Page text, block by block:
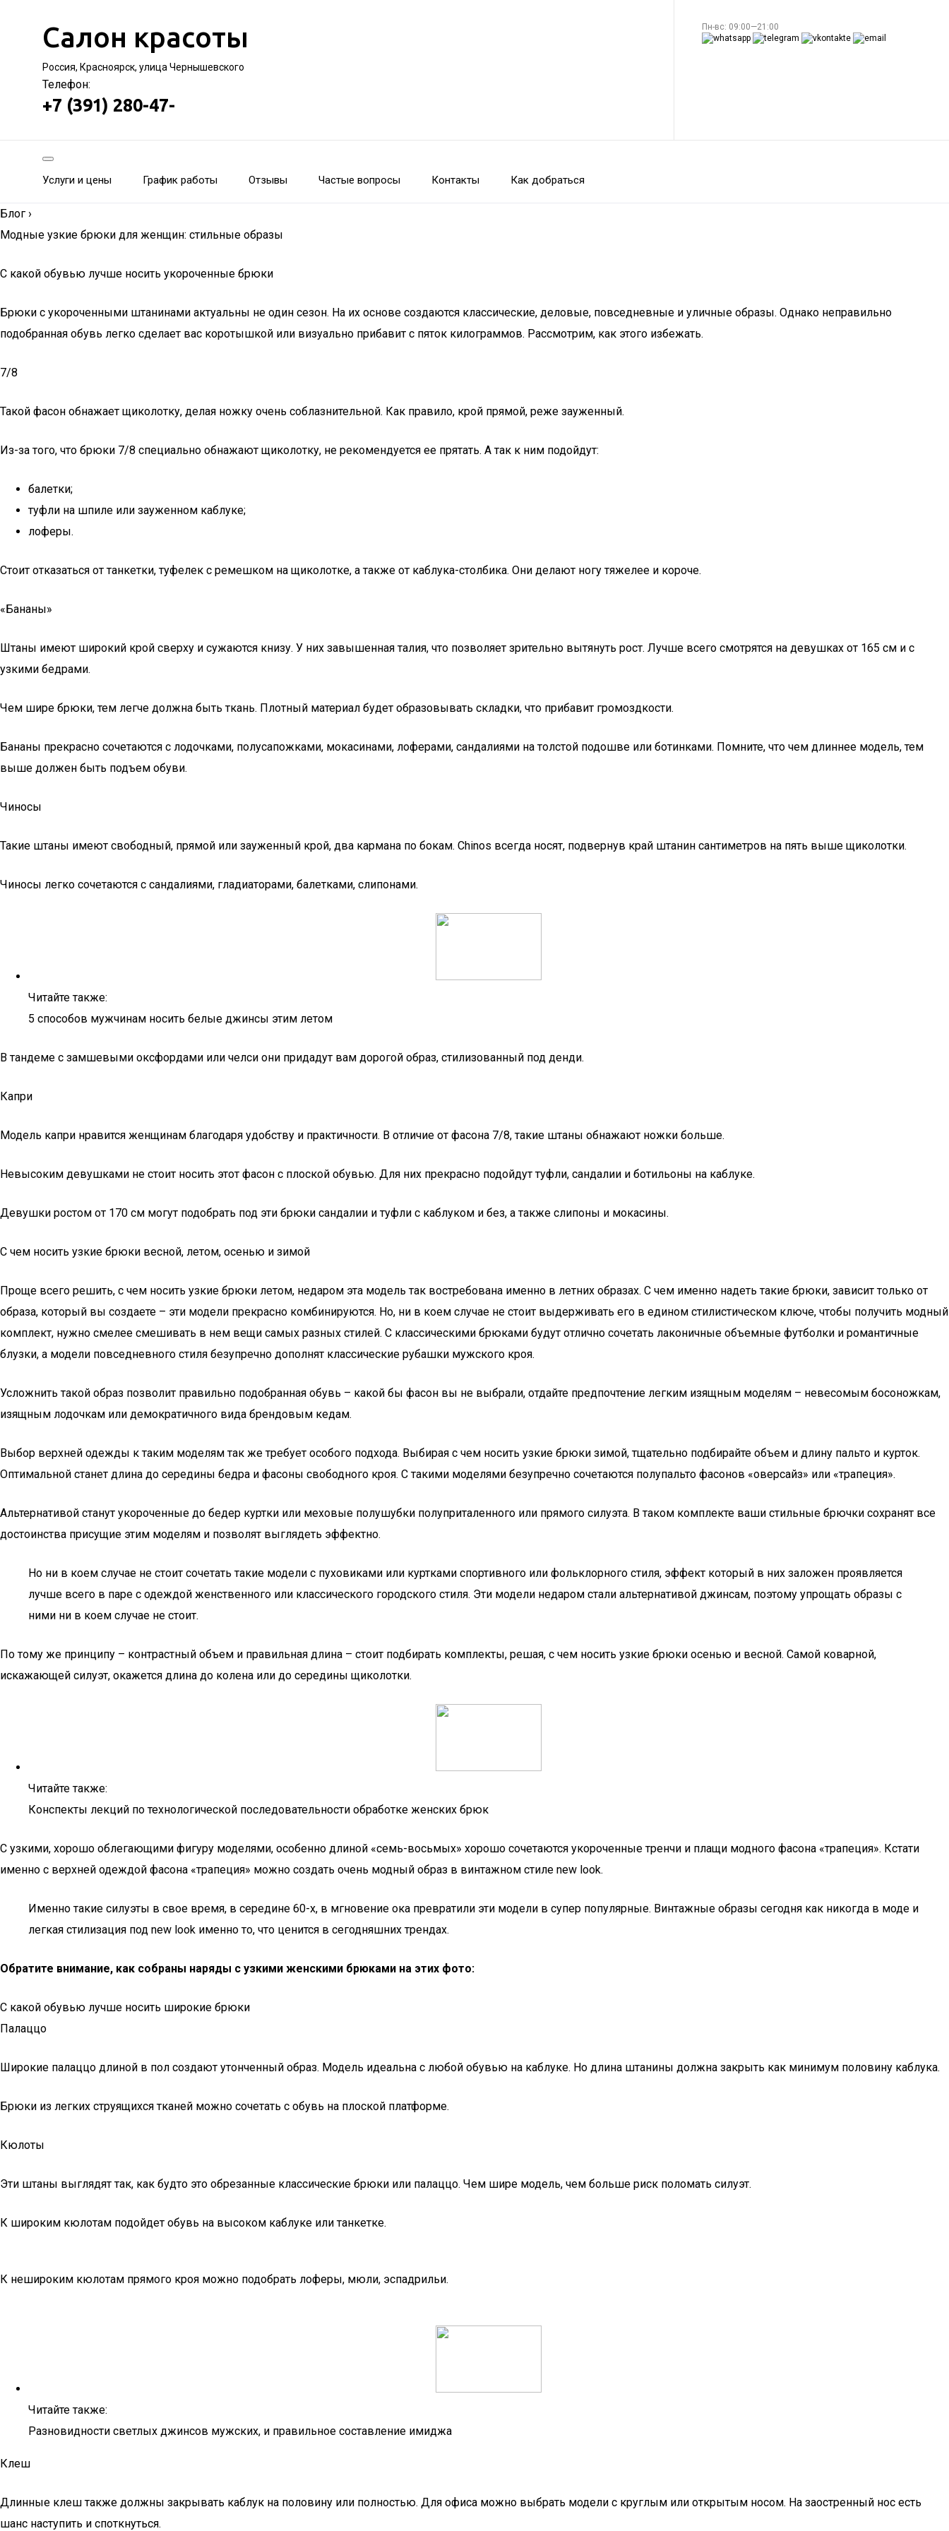
Салон красоты
Россия, Красноярск, улица Чернышевского
Телефон:
+7 (391) 280-47-
Пн-вс: 09:00—21:00
Услуги и цены График работы Отзывы Частые вопросы Контакты Как добраться
Блог ›
Модные узкие брюки для женщин: стильные образы
С какой обувью лучше носить укороченные брюки
Брюки с укороченными штанинами актуальны не один сезон. На их основе создаются классические, деловые, повседневные и уличные образы. Однако неправильно
подобранная обувь легко сделает вас коротышкой или визуально прибавит с пяток килограммов. Рассмотрим, как этого избежать.
7/8
Такой фасон обнажает щиколотку, делая ножку очень соблазнительной. Как правило, крой прямой, реже зауженный.
Из-за того, что брюки 7/8 специально обнажают щиколотку, не рекомендуется ее прятать. А так к ним подойдут:
балетки;
туфли на шпиле или зауженном каблуке;
лоферы.
Стоит отказаться от танкетки, туфелек с ремешком на щиколотке, а также от каблука-столбика. Они делают ногу тяжелее и короче.
«Бананы»
Штаны имеют широкий крой сверху и сужаются книзу. У них завышенная талия, что позволяет зрительно вытянуть рост. Лучше всего смотрятся на девушках от 165 см и с
узкими бедрами.
Чем шире брюки, тем легче должна быть ткань. Плотный материал будет образовывать складки, что прибавит громоздкости.
Бананы прекрасно сочетаются с лодочками, полусапожками, мокасинами, лоферами, сандалиями на толстой подошве или ботинками. Помните, что чем длиннее модель, тем
выше должен быть подъем обуви.
Чиносы
Такие штаны имеют свободный, прямой или зауженный крой, два кармана по бокам. Chinos всегда носят, подвернув край штанин сантиметров на пять выше щиколотки.
Чиносы легко сочетаются с сандалиями, гладиаторами, балетками, слипонами.
Читайте также:
5 способов мужчинам носить белые джинсы этим летом
В тандеме с замшевыми оксфордами или челси они придадут вам дорогой образ, стилизованный под денди.
Капри
Модель капри нравится женщинам благодаря удобству и практичности. В отличие от фасона 7/8, такие штаны обнажают ножки больше.
Невысоким девушками не стоит носить этот фасон с плоской обувью. Для них прекрасно подойдут туфли, сандалии и ботильоны на каблуке.
Девушки ростом от 170 см могут подобрать под эти брюки сандалии и туфли с каблуком и без, а также слипоны и мокасины.
С чем носить узкие брюки весной, летом, осенью и зимой
Проще всего решить, с чем носить узкие брюки летом, недаром эта модель так востребована именно в летних образах. С чем именно надеть такие брюки, зависит только от
образа, который вы создаете – эти модели прекрасно комбинируются. Но, ни в коем случае не стоит выдерживать его в едином стилистическом ключе, чтобы получить модный
комплект, нужно смелее смешивать в нем вещи самых разных стилей. С классическими брюками будут отлично сочетать лаконичные объемные футболки и романтичные
блузки, а модели повседневного стиля безупречно дополнят классические рубашки мужского кроя.
Усложнить такой образ позволит правильно подобранная обувь – какой бы фасон вы не выбрали, отдайте предпочтение легким изящным моделям – невесомым босоножкам,
изящным лодочкам или демократичного вида брендовым кедам.
Выбор верхней одежды к таким моделям так же требует особого подхода. Выбирая с чем носить узкие брюки зимой, тщательно подбирайте объем и длину пальто и курток.
Оптимальной станет длина до середины бедра и фасоны свободного кроя. С такими моделями безупречно сочетаются полупальто фасонов «оверсайз» или «трапеция».
Альтернативой станут укороченные до бедер куртки или меховые полушубки полуприталенного или прямого силуэта. В таком комплекте ваши стильные брючки сохранят все
достоинства присущие этим моделям и позволят выглядеть эффектно.
Но ни в коем случае не стоит сочетать такие модели с пуховиками или куртками спортивного или фольклорного стиля, эффект который в них заложен проявляется
лучше всего в паре с одеждой женственного или классического городского стиля. Эти модели недаром стали альтернативой джинсам, поэтому упрощать образы с
ними ни в коем случае не стоит.
По тому же принципу – контрастный объем и правильная длина – стоит подбирать комплекты, решая, с чем носить узкие брюки осенью и весной. Самой коварной,
искажающей силуэт, окажется длина до колена или до середины щиколотки.
Читайте также:
Конспекты лекций по технологической последовательности обработке женских брюк
С узкими, хорошо облегающими фигуру моделями, особенно длиной «семь-восьмых» хорошо сочетаются укороченные тренчи и плащи модного фасона «трапеция». Кстати
именно с верхней одеждой фасона «трапеция» можно создать очень модный образ в винтажном стиле new look.
Именно такие силуэты в свое время, в середине 60-х, в мгновение ока превратили эти модели в супер популярные. Винтажные образы сегодня как никогда в моде и
легкая стилизация под new look именно то, что ценится в сегодняшних трендах.
Обратите внимание, как собраны наряды с узкими женскими брюками на этих фото:
С какой обувью лучше носить широкие брюки
Палаццо
Широкие палаццо длиной в пол создают утонченный образ. Модель идеальна с любой обувью на каблуке. Но длина штанины должна закрыть как минимум половину каблука.
Брюки из легких струящихся тканей можно сочетать с обувь на плоской платформе.
Кюлоты
Эти штаны выглядят так, как будто это обрезанные классические брюки или палаццо. Чем шире модель, чем больше риск поломать силуэт.
К широким кюлотам подойдет обувь на высоком каблуке или танкетке.
К нешироким кюлотам прямого кроя можно подобрать лоферы, мюли, эспадрильи.
Читайте также:
Разновидности светлых джинсов мужских, и правильное составление имиджа
Клеш
Длинные клеш также должны закрывать каблук на половину или полностью. Для офиса можно выбрать модели с круглым или открытым носом. На заостренный нос есть
шанс наступить и споткнуться.